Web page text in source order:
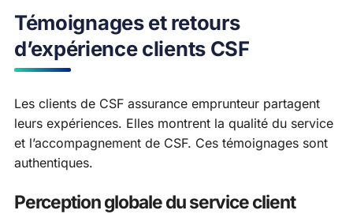
Témoignages et retours
d’expérience clients CSF
Les clients de CSF assurance emprunteur partagent
leurs expériences. Elles montrent la qualité du service
et l’accompagnement de CSF. Ces témoignages sont
authentiques.
Perception globale du service client